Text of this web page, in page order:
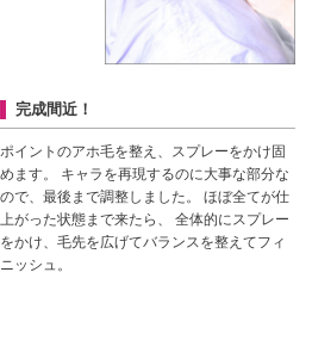
完成間近！
ポイントのアホ毛を整え、スプレーをかけ固
めます。
キャラを再現するのに大事な部分な
ので、最後まで調整しました。
ほぼ全てが仕
上がった状態まで来たら、
全体的にスプレー
をかけ、毛先を広げてバランスを整えてフィ
ニッシュ。